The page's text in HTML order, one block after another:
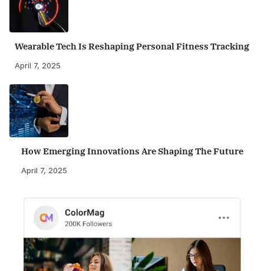
Wearable Tech Is Reshaping Personal Fitness Tracking
April 7, 2025
How Emerging Innovations Are Shaping The Future
April 7, 2025